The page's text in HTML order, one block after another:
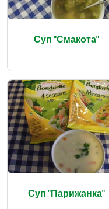
Суп "Смакота"
Суп "Парижанка"